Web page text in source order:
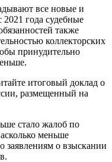
все новые и
года судебные
также
коллекторских
принудительно
итоговый доклад о
размещенный на
стало жалоб по
меньше
заявлениям о взыскании